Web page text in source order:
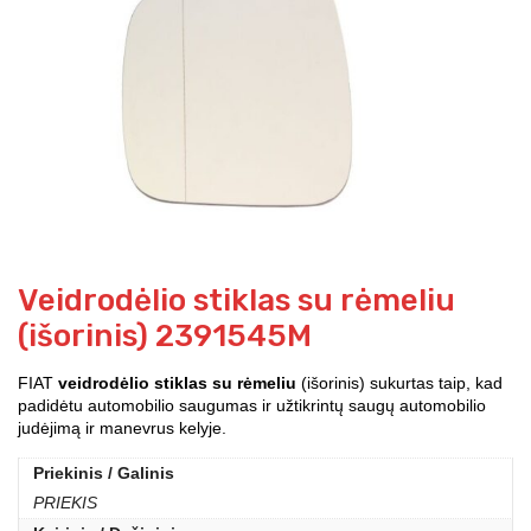
Veidrodėlio stiklas su rėmeliu
(išorinis) 2391545M
FIAT veidrodėlio stiklas su rėmeliu (išorinis) sukurtas taip, kad
padidėtu automobilio saugumas ir užtikrintų saugų automobilio
judėjimą ir manevrus kelyje.
Priekinis / Galinis
PRIEKIS